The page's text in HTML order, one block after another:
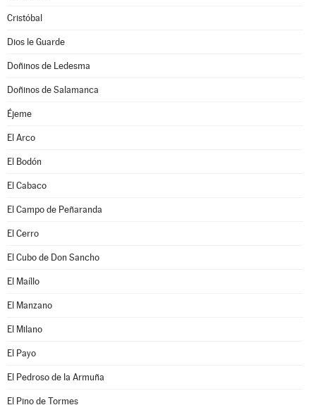
Cristóbal
Dios le Guarde
Doñinos de Ledesma
Doñinos de Salamanca
Éjeme
El Arco
El Bodón
El Cabaco
El Campo de Peñaranda
El Cerro
El Cubo de Don Sancho
El Maíllo
El Manzano
El Milano
El Payo
El Pedroso de la Armuña
El Pino de Tormes